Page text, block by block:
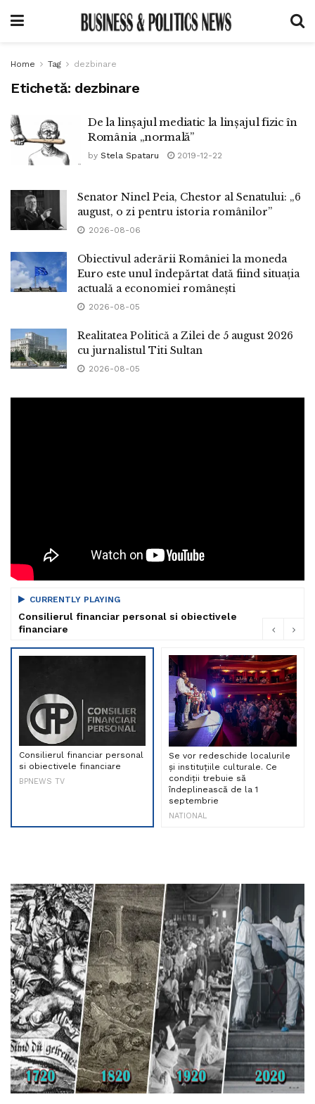
Home Tag dezbinare
Etichetă: dezbinare
De la linșajul mediatic la linșajul fizic în
România „normală”
by Stela Spataru 2019-12-22
Senator Ninel Peia, Chestor al Senatului: „6
august, o zi pentru istoria românilor”
2026-08-06
Obiectivul aderării României la moneda
Euro este unul îndepărtat dată fiind situația
actuală a economiei românești
2026-08-05
Realitatea Politică a Zilei de 5 august 2026
cu jurnalistul Titi Sultan
2026-08-05
CURRENTLY PLAYING
Consilierul financiar personal si obiectivele
financiare
Consilierul financiar personal
si obiectivele financiare
BPNEWS TV
Se vor redeschide localurile
și instituțiile culturale. Ce
condiții trebuie să
îndeplinească de la 1
septembrie
NATIONAL